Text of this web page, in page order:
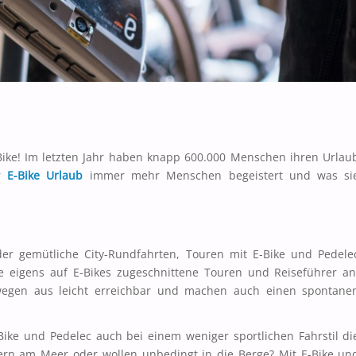
Im letzten Jahr haben knapp 600.000 Menschen ihren
E-Bike Urlaub immer mehr Menschen begeistert und was
gemütliche City-Rundfahrten, Touren mit E-Bike und
auf E-Bikes zugeschnittene Touren und Reiseführer
aus leicht erreichbar und machen auch einen
und Pedelec auch bei einem weniger sportlichen Fahrstil